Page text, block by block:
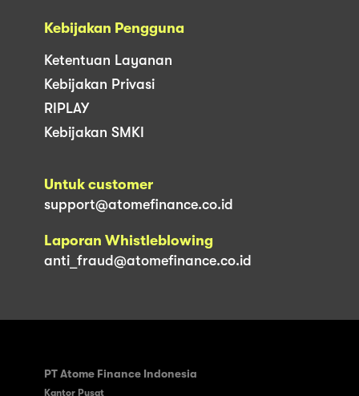
Kebijakan Pengguna
Ketentuan Layanan
Kebijakan Privasi
RIPLAY
Kebijakan SMKI
Untuk customer
support@atomefinance.co.id
Laporan Whistleblowing
anti_fraud@atomefinance.co.id
PT Atome Finance Indonesia
Kantor Pusat